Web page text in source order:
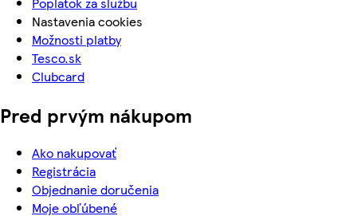
Nastavenia cookies
Možnosti platby
Tesco.sk
Clubcard
Pred prvým nákupom
Ako nakupovať
Registrácia
Objednanie doručenia
Moje obľúbené